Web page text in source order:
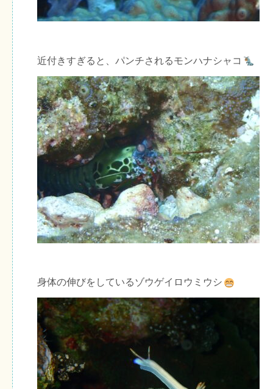
近付きすぎると、パンチされるモンハナシャコ
身体の伸びをしているゾウゲイロウミウシ